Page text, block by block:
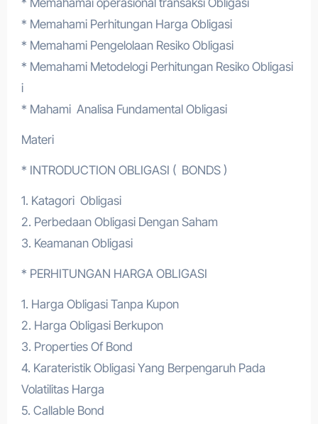
* Memahamai operasional transaksi Obligasi
* Memahami Perhitungan Harga Obligasi
* Memahami Pengelolaan Resiko Obligasi
* Memahami Metodelogi Perhitungan Resiko Obligasi
i
* Mahami Analisa Fundamental Obligasi
Materi
* INTRODUCTION OBLIGASI ( BONDS )
1. Katagori Obligasi
2. Perbedaan Obligasi Dengan Saham
3. Keamanan Obligasi
* PERHITUNGAN HARGA OBLIGASI
1. Harga Obligasi Tanpa Kupon
2. Harga Obligasi Berkupon
3. Properties Of Bond
4. Karateristik Obligasi Yang Berpengaruh Pada
Volatilitas Harga
5. Callable Bond